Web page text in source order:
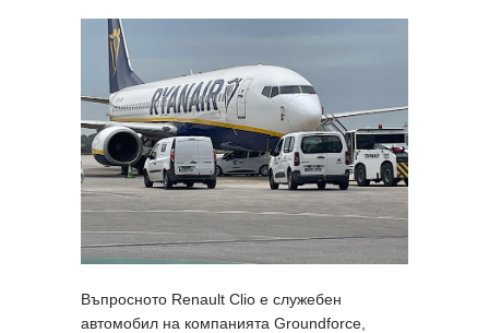
Въпросното Renault Clio е служебен
автомобил на компанията Groundforce,